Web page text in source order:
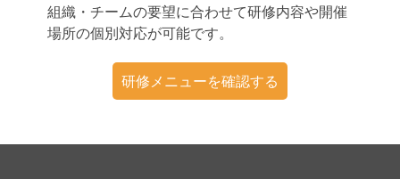
組織・チームの要望に合わせて研修内容や開催
場所の個別対応が可能です。
研修メニューを確認する